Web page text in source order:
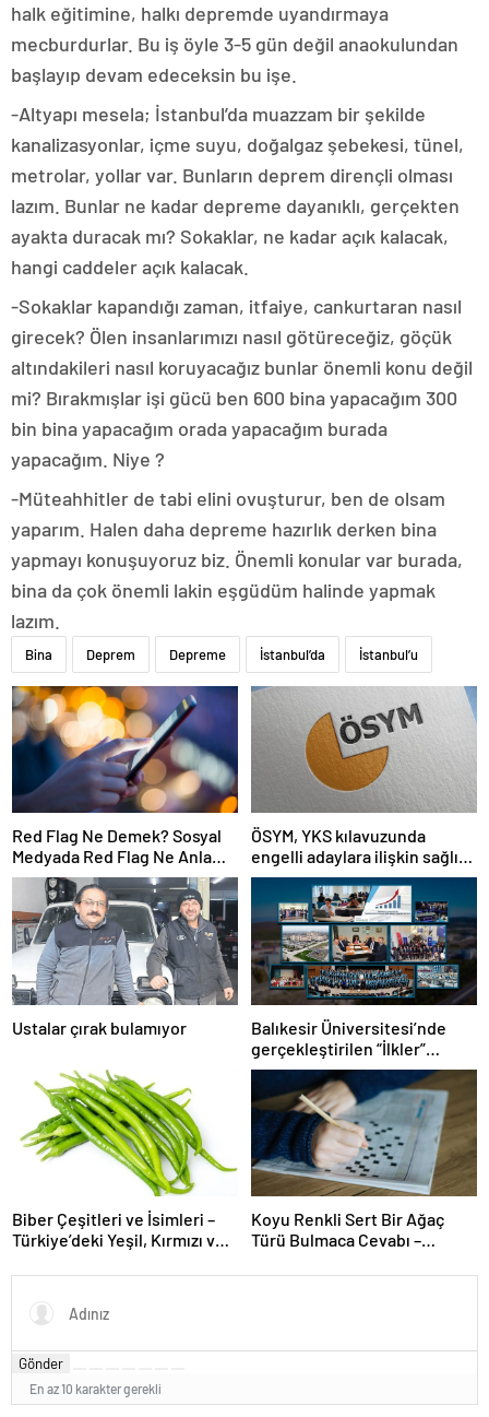
halk eğitimine, halkı depremde uyandırmaya
mecburdurlar. Bu iş öyle 3-5 gün değil anaokulundan
başlayıp devam edeceksin bu işe.
-Altyapı mesela; İstanbul’da muazzam bir şekilde
kanalizasyonlar, içme suyu, doğalgaz şebekesi, tünel,
metrolar, yollar var. Bunların deprem dirençli olması
lazım. Bunlar ne kadar depreme dayanıklı, gerçekten
ayakta duracak mı? Sokaklar, ne kadar açık kalacak,
hangi caddeler açık kalacak.
-Sokaklar kapandığı zaman, itfaiye, cankurtaran nasıl
girecek? Ölen insanlarımızı nasıl götüreceğiz, göçük
altındakileri nasıl koruyacağız bunlar önemli konu değil
mi? Bırakmışlar işi gücü ben 600 bina yapacağım 300
bin bina yapacağım orada yapacağım burada
yapacağım. Niye ?
-Müteahhitler de tabi elini ovuşturur, ben de olsam
yaparım. Halen daha depreme hazırlık derken bina
yapmayı konuşuyoruz biz. Önemli konular var burada,
bina da çok önemli lakin eşgüdüm halinde yapmak
lazım.
Bina Deprem Depreme İstanbul’da İstanbul’u
Red Flag Ne Demek? Sosyal
Medyada Red Flag Ne Anlama
Gelir?
ÖSYM, YKS kılavuzunda
engelli adaylara ilişkin sağlık
şartlarını güncelledi
Ustalar çırak bulamıyor
Balıkesir Üniversitesi’nde
gerçekleştirilen “İlkler”
üniversitenin geleceğini
şekillendiriyor
Biber Çeşitleri ve İsimleri –
Türkiye’deki Yeşil, Kırmızı ve
Koyu Renkli Sert Bir Ağaç
Türü Bulmaca Cevabı –
Bir Ağaç Türü
Gönder
En az 10 karakter gerekli